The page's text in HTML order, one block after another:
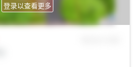
登录以查看更多